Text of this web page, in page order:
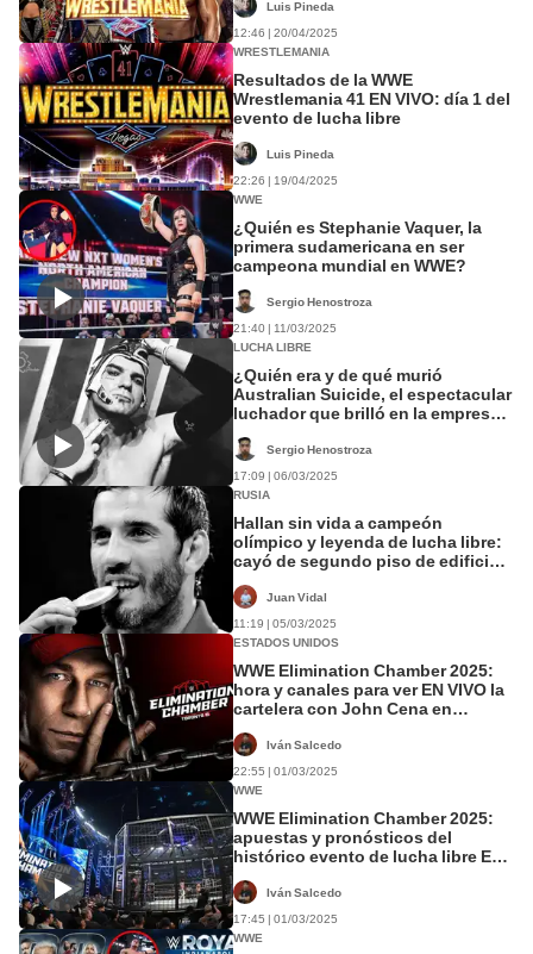
Luis Pineda
12:46 | 20/04/2025
WRESTLEMANIA
Resultados de la WWE
Wrestlemania 41 EN VIVO: día 1 del
evento de lucha libre
Luis Pineda
22:26 | 19/04/2025
WWE
¿Quién es Stephanie Vaquer, la
primera sudamericana en ser
campeona mundial en WWE?
Sergio Henostroza
21:40 | 11/03/2025
LUCHA LIBRE
¿Quién era y de qué murió
Australian Suicide, el espectacular
luchador que brilló en la empresa
Sergio Henostroza
17:09 | 06/03/2025
RUSIA
Hallan sin vida a campeón
olímpico y leyenda de lucha libre:
cayó de segundo piso de edificio
Juan Vidal
11:19 | 05/03/2025
ESTADOS UNIDOS
WWE Elimination Chamber 2025:
hora y canales para ver EN VIVO la
cartelera con John Cena en
Iván Salcedo
22:55 | 01/03/2025
WWE
WWE Elimination Chamber 2025:
apuestas y pronósticos del
histórico evento de lucha libre EN
Iván Salcedo
17:45 | 01/03/2025
WWE